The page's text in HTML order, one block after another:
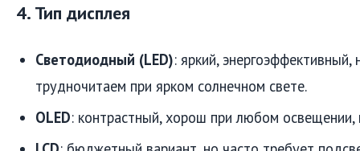
4. Тип дисплея
Светодиодный (LED): яркий,
трудночитаем при ярком солнечном свете.
OLED: контрастный, хорош при любом